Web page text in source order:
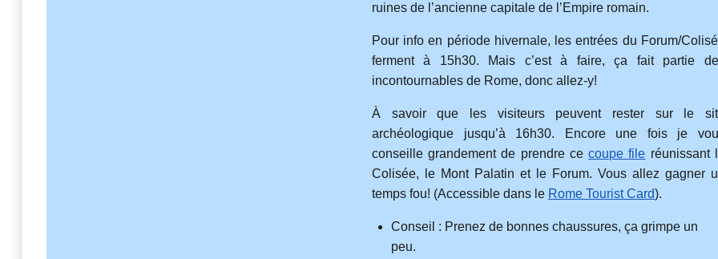
ruines de l’ancienne capitale de l’Empire romain.
Pour info en période hivernale, les entrées du Forum/
ferment à 15h30. Mais c’est à faire, ça fait partie
incontournables de Rome, donc allez-y!
À savoir que les visiteurs peuvent rester sur le
archéologique jusqu’à 16h30. Encore une fois je
conseille grandement de prendre cecoupe file réunissant
Colisée, le Mont Palatin et le Forum. Vous allez gagner
temps fou! (Accessible dans le Rome Tourist Card).
Conseil : Prenez de bonnes chaussures, ça grimpe un
peu.